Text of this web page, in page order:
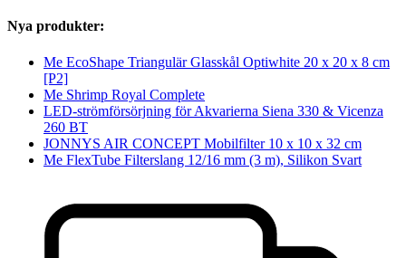
Nya produkter:
Me EcoShape Triangulär Glasskål Optiwhite 20 x 20 x 8 cm
[P2]
Me Shrimp Royal Complete
LED-strömförsörjning för Akvarierna Siena 330 & Vicenza
260 BT
JONNYS AIR CONCEPT Mobilfilter 10 x 10 x 32 cm
Me FlexTube Filterslang 12/16 mm (3 m), Silikon Svart